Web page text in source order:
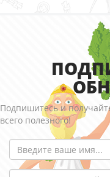
Подпишитесь и
всего полезного!